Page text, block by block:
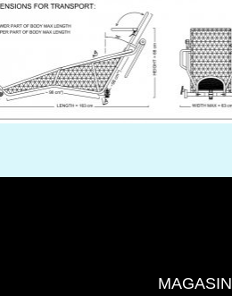
MAGASIN